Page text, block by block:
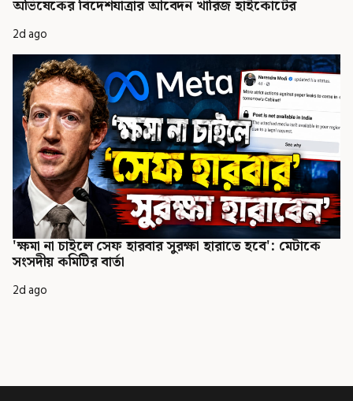
অভিষেকের বিদেশযাত্রার আবেদন খারিজ হাইকোর্টের
2d ago
'ক্ষমা না চাইলে সেফ হারবার সুরক্ষা হারাতে হবে': মেটাকে
সংসদীয় কমিটির বার্তা
2d ago